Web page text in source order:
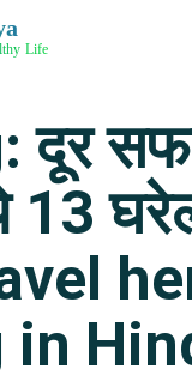
Life
सफर
13